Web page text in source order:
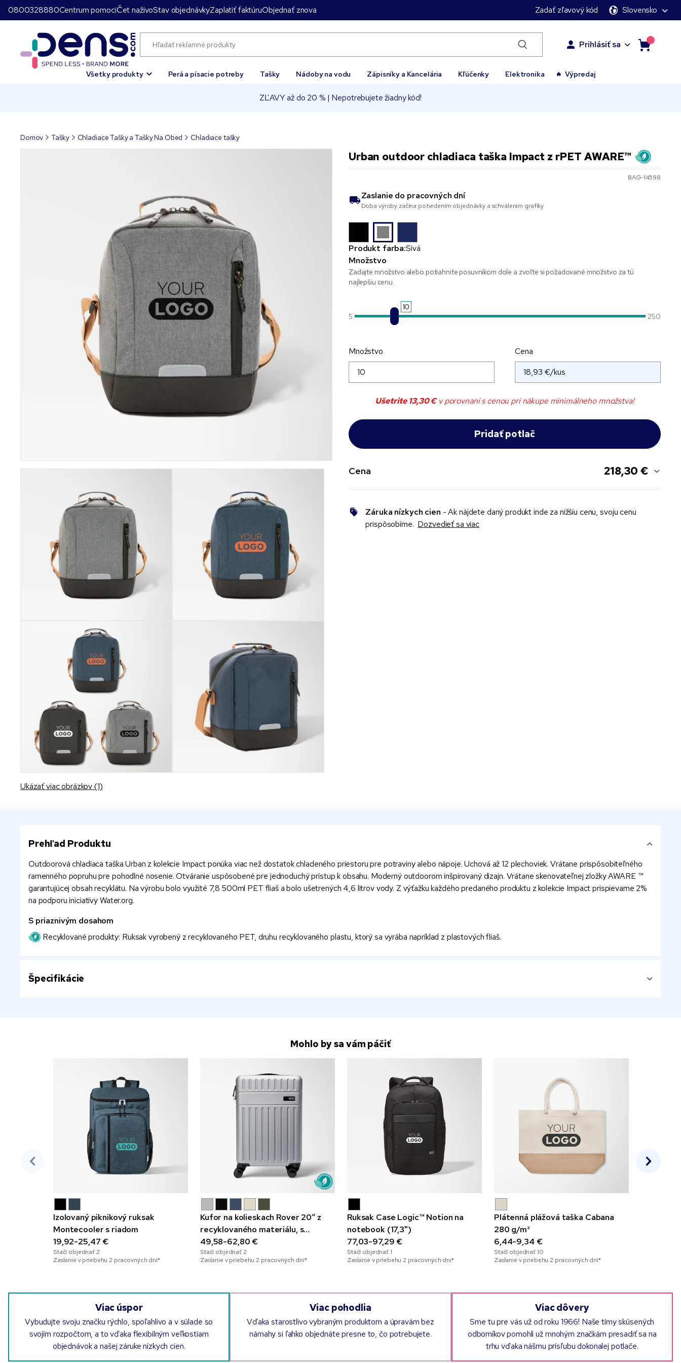
0800328880Centrum pomociČet naživoStav objednávkyZaplatiť faktúruObjednať znova Zadať zľavový kód Slovensko
Prihlásiť sa
Všetky produkty Perá a písacie potreby Tašky Nádoby na vodu Zápisníky a Kancelária Kľúčenky Elektronika Výpredaj
ZĽAVY až do 20 % | Nepotrebujete žiadny kód!
Domov Tašky Chladiace Tašky a Tašky Na Obed Chladiace tašky
Ukázať viac obrázkov (1)
Urban outdoor chladiaca taška Impact z rPET AWARE™
BAG-14598
Zaslanie do pracovných dní
Doba výroby začína potvrdením objednávky a schválením grafiky
Produkt farba:Sivá
Množstvo
Zadajte množstvo alebo potiahnite posuvníkom dole a zvoľte si požadované množstvo za tú
najlepšiu cenu.
10
5
250
Množstvo Cena
Ušetrite13,30 €v porovnaní s cenou pri nákupe minimálneho množstva!
Cena 218,30 €
Záruka nízkych cien - Ak nájdete daný produkt inde za nižšiu cenu, svoju cenu
prispôsobíme. Dozvedieť sa viac
Prehľad Produktu
Outdoorová chladiaca taška Urban z kolekcie Impact ponúka viac než dostatok chladeného priestoru pre potraviny alebo nápoje. Uchová až 12 plechoviek. Vrátane prispôsobiteľného
ramenného popruhu pre pohodlné nosenie. Otváranie uspôsobené pre jednoduchý prístup k obsahu. Moderný outdoorom inšpirovaný dizajn. Vrátane skenovateľnej zložky AWARE ™
garantujúcej obsah recyklátu. Na výrobu bolo využité 7,8 500ml PET fliaš a bolo ušetrených 4,6 litrov vody. Z výťažku každého predaného produktu z kolekcie Impact prispievame 2%
na podporu iniciatívy Water.org.
S priaznivým dosahom
Recyklované produkty: Ruksak vyrobený z recyklovaného PET, druhu recyklovaného plastu, ktorý sa vyrába napríklad z plastových fliaš.
Špecifikácie
Mohlo by sa vám páčiť
Izolovaný piknikový ruksak
Montecooler s riadom
19,92-25,47 €
Stačí objednať2
Zaslanie v priebehu 2 pracovných dní*
Kufor na kolieskach Rover 20“ z
recyklovaného materiálu, s
gravírovaním
49,58-62,80 €
Stačí objednať2
Zaslanie v priebehu 2 pracovných dní*
Ruksak Case Logic™ Notion na
notebook (17,3")
77,03-97,29 €
Stačí objednať 1
Zaslanie v priebehu 2 pracovných dní*
Plátenná plážová taška Cabana
280 g/m²
6,44-9,34 €
Stačí objednať 10
Zaslanie v priebehu 2 pracovných dní*
Viac úspor
Vybudujte svoju značku rýchlo, spoľahlivo a v súlade so
svojím rozpočtom, a to vďaka flexibilným veľkostiam
objednávok a našej záruke nízkych cien.
Viac pohodlia
Vďaka starostlivo vybraným produktom a úpravám bez
námahy si ľahko objednáte presne to, čo potrebujete.
Viac dôvery
Sme tu pre vás už od roku 1966! Naše tímy skúsených
odborníkov pomohli už mnohým značkám presadiť sa na
trhu vďaka nášmu prísľubu dokonalej potlače.